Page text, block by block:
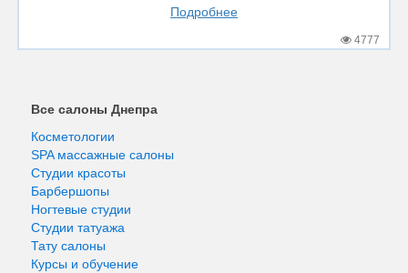
Подробнее
4777
Все салоны Днепра
Косметологии
SPA массажные салоны
Студии красоты
Барбершопы
Ногтевые студии
Студии татуажа
Тату салоны
Курсы и обучение